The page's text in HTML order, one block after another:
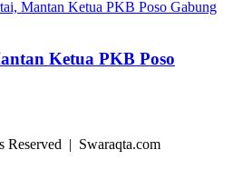
Ketua PKB Poso
| Swaraqta.com